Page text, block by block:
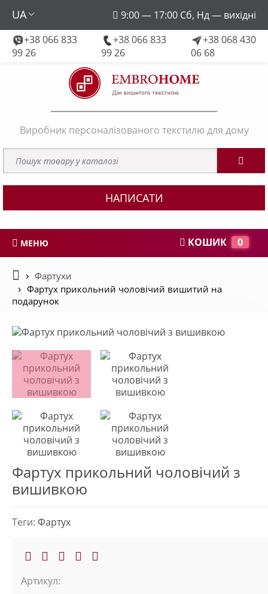
UA
9:00 — 17:00 Сб, Нд — вихідні
+38 066 833
99 26
+38 066 833
99 26
+38 068 430
06 68
embroforhome@gmail.com
Виробник персоналізованого текстилю для дому
НАПИСАТИ
МЕНЮ КОШИК 0
Фартухи
Фартух прикольний чоловічий вишитий на
подарунок
Фартух прикольний чоловічий з
вишивкою
Теги: Фартух
Артикул: